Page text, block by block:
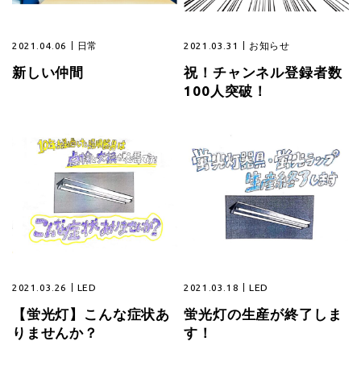
2021.04.06 日常
新しい仲間
2021.03.31 お知らせ
祝！チャンネル登録者数
100人突破！
2021.03.26 LED
【蛍光灯】こんな症状あ
りませんか？
2021.03.18 LED
蛍光灯の生産が終了しま
す！